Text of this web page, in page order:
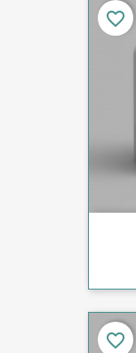
favorite_border
favorite_border